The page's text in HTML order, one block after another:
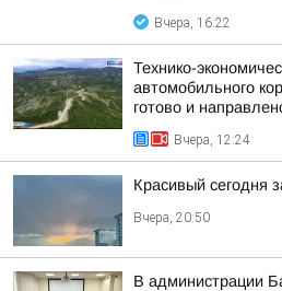
Вчера, 16:22
Технико-
автомобильного
готово и
Вчера, 12:24
Красивый сегодня
Вчера, 20:50
В администрации